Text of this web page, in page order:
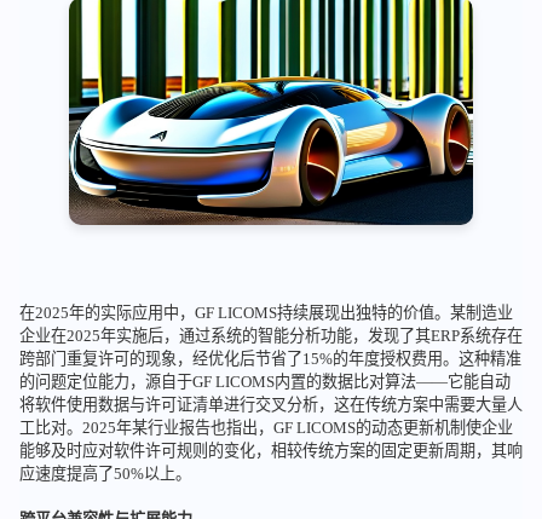
在2025年的实际应用中，GF LICOMS持续展现出独特的价值。某制造业
企业在2025年实施后，通过系统的智能分析功能，发现了其ERP系统存在
跨部门重复许可的现象，经优化后节省了15%的年度授权费用。这种精准
的问题定位能力，源自于GF LICOMS内置的数据比对算法——它能自动
将软件使用数据与许可证清单进行交叉分析，这在传统方案中需要大量人
工比对。2025年某行业报告也指出，GF LICOMS的动态更新机制使企业
能够及时应对软件许可规则的变化，相较传统方案的固定更新周期，其响
应速度提高了50%以上。